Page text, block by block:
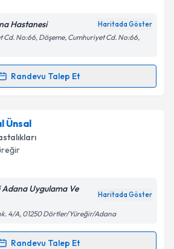
işlenmesine ilişkin
ve kişisel verilerimin belirtilen
Talebini Gönder
Hastanesi Haritada Göster
Cd. No:66, Döşeme, Cumhuriyet Cd. No:66,
Randevu Talep Et
Talebi
Abalı
uzmandan randevu almanız için bir
e-posta ile bilgilendireceğiz.
işlenmesine ilişkinAydınlatma
ve kişisel verilerimin belirtilen
Ünsal
Uygulama Ve
Haritada Göster
4/A, 01250 Dörtler/Yüreğir/Adana
Randevu Talep Et